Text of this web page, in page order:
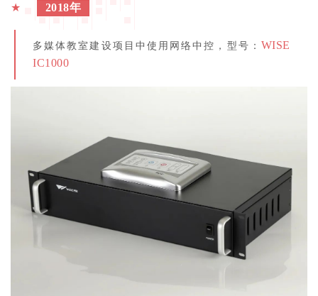
★ 2018年
多媒体教室建设项目中使用网络中控，型号： WISE
IC1000